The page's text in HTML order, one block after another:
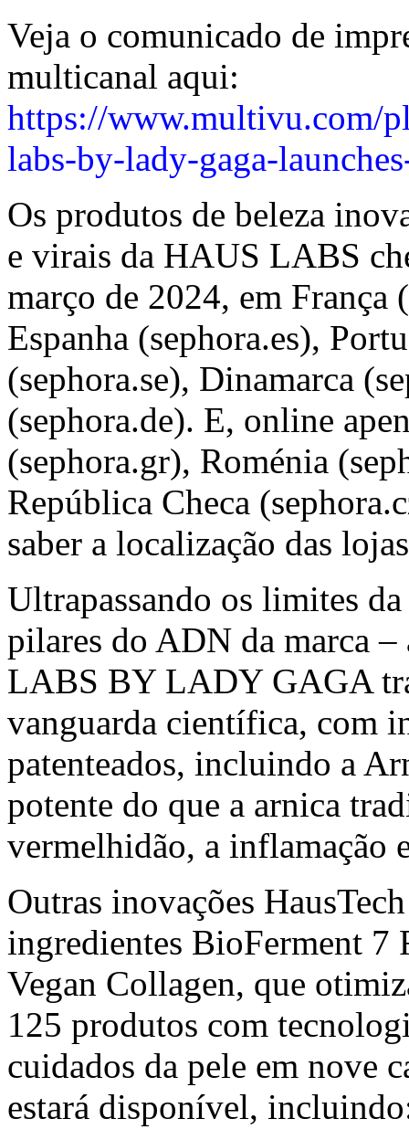
Veja o comunicado de
multicanal aqui:
https://www.multivu.com/
labs-by-lady-gaga-
Os produtos de beleza
e virais da HAUS LABS
março de 2024, em
Espanha (sephora.es),
(sephora.se), Dinamarca
(sephora.de). E, online
(sephora.gr), Roménia
República Checa
saber a localização das
Ultrapassando os limites
pilares do ADN da marca
LABS BY LADY GAGA
vanguarda científica, com
patenteados, incluindo a
potente do que a arnica
vermelhidão, a inflamação
Outras inovações
ingredientes BioFerment
Vegan Collagen, que
125 produtos com
cuidados da pele em nove
estará disponível,